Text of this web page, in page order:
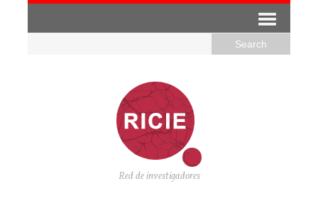
Red de investigadores